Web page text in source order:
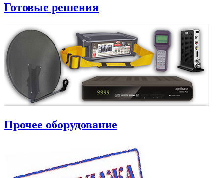
Готовые решения
Прочее оборудование